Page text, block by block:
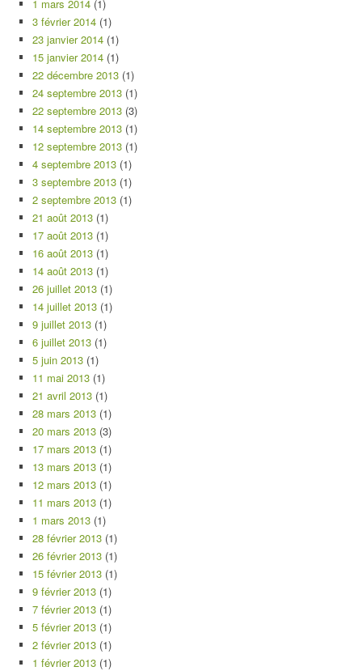
1 mars 2014 (1)
3 février 2014 (1)
23 janvier 2014 (1)
15 janvier 2014 (1)
22 décembre 2013 (1)
24 septembre 2013 (1)
22 septembre 2013 (3)
14 septembre 2013 (1)
12 septembre 2013 (1)
4 septembre 2013 (1)
3 septembre 2013 (1)
2 septembre 2013 (1)
21 août 2013 (1)
17 août 2013 (1)
16 août 2013 (1)
14 août 2013 (1)
26 juillet 2013 (1)
14 juillet 2013 (1)
9 juillet 2013 (1)
6 juillet 2013 (1)
5 juin 2013 (1)
11 mai 2013 (1)
21 avril 2013 (1)
28 mars 2013 (1)
20 mars 2013 (3)
17 mars 2013 (1)
13 mars 2013 (1)
12 mars 2013 (1)
11 mars 2013 (1)
1 mars 2013 (1)
28 février 2013 (1)
26 février 2013 (1)
15 février 2013 (1)
9 février 2013 (1)
7 février 2013 (1)
5 février 2013 (1)
2 février 2013 (1)
1 février 2013 (1)